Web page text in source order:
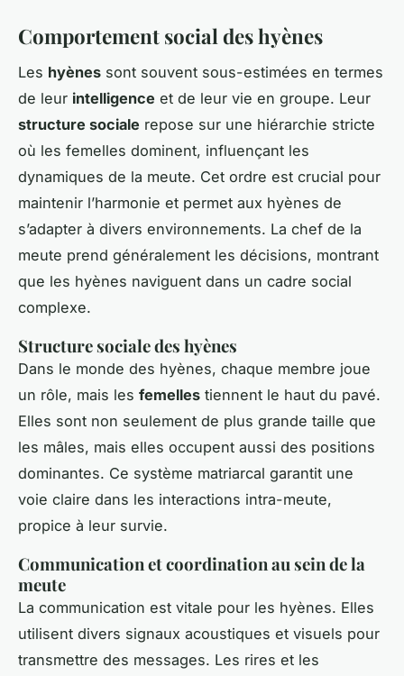
Comportement social des hyènes
Les hyènes sont souvent sous-estimées en termes
de leur intelligence et de leur vie en groupe. Leur
structure sociale repose sur une hiérarchie stricte
où les femelles dominent, influençant les
dynamiques de la meute. Cet ordre est crucial pour
maintenir l’harmonie et permet aux hyènes de
s’adapter à divers environnements. La chef de la
meute prend généralement les décisions, montrant
que les hyènes naviguent dans un cadre social
complexe.
Structure sociale des hyènes
Dans le monde des hyènes, chaque membre joue
un rôle, mais les femelles tiennent le haut du pavé.
Elles sont non seulement de plus grande taille que
les mâles, mais elles occupent aussi des positions
dominantes. Ce système matriarcal garantit une
voie claire dans les interactions intra-meute,
propice à leur survie.
Communication et coordination au sein de la
meute
La communication est vitale pour les hyènes. Elles
utilisent divers signaux acoustiques et visuels pour
transmettre des messages. Les rires et les